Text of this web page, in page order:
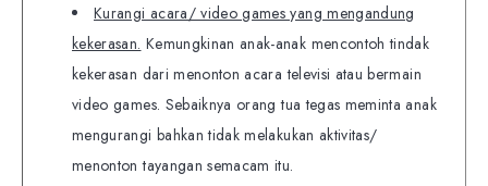
Kurangi acara/ video games yang mengandung
kekerasan. Kemungkinan anak-anak mencontoh tindak
kekerasan dari menonton acara televisi atau bermain
video games. Sebaiknya orang tua tegas meminta anak
mengurangi bahkan tidak melakukan aktivitas/
menonton tayangan semacam itu.